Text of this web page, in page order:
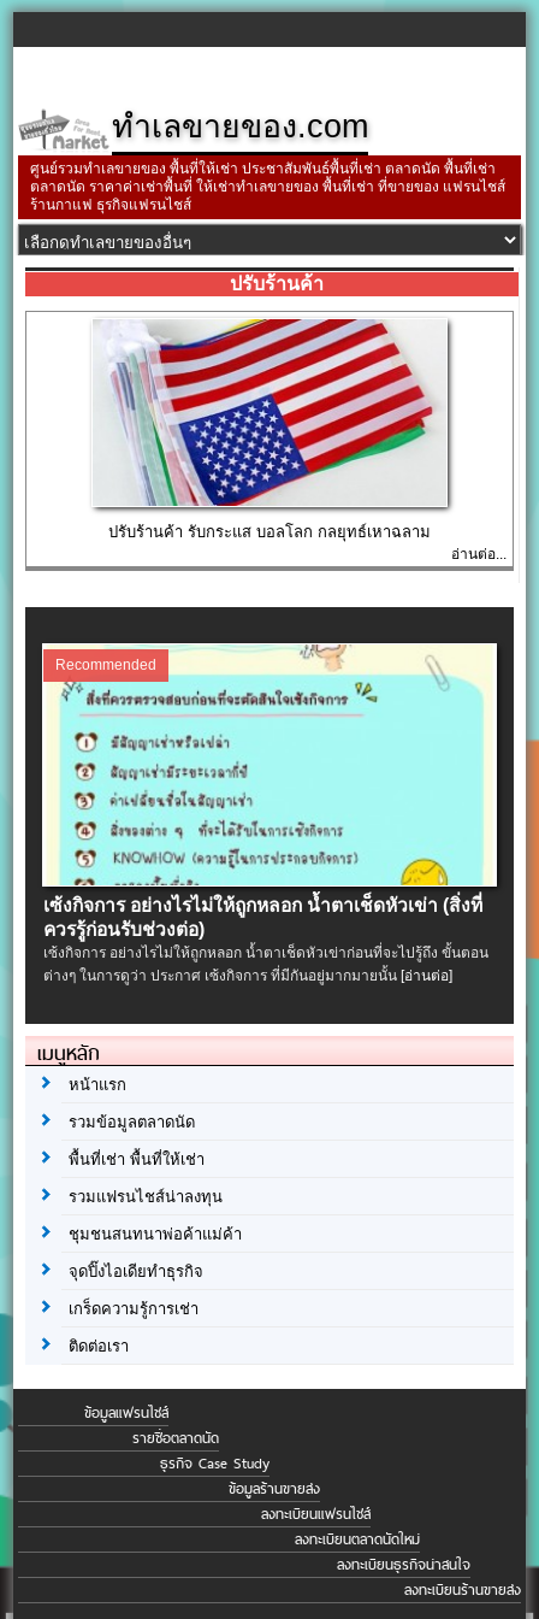
ทำเลขายของ.com
ศูนย์รวมทำเลขายของ พื้นที่ให้เช่า ประชาสัมพันธ์พื้นที่เช่า ตลาดนัด พื้นที่เช่า
ตลาดนัด ราคาค่าเช่าพื้นที่ ให้เช่าทำเลขายของ พื้นที่เช่า ที่ขายของ แฟรนไชส์
ร้านกาแฟ ธุรกิจแฟรนไชส์
ปรับร้านค้า
ปรับร้านค้า รับกระแส บอลโลก กลยุทธ์เหาฉลาม
อ่านต่อ...
Recommended
เซ้งกิจการ อย่างไรไม่ให้ถูกหลอก น้ำตาเช็ดหัวเข่า (สิ่งที่
ควรรู้ก่อนรับช่วงต่อ)
เซ้งกิจการ อย่างไรไม่ให้ถูกหลอก น้ำตาเช็ดหัวเข่าก่อนที่จะไปรู้ถึง ขั้นตอน
ต่างๆ ในการดูว่า ประกาศ เซ้งกิจการ ที่มีกันอยู่มากมายนั้น[อ่านต่อ]
เมนูหลัก
หน้าแรก
รวมข้อมูลตลาดนัด
พื้นที่เช่า พื้นที่ให้เช่า
รวมแฟรนไชส์น่าลงทุน
ชุมชนสนทนาพ่อค้าแม่ค้า
จุดปิ๊งไอเดียทำธุรกิจ
เกร็ดความรู้การเช่า
ติดต่อเรา
ข้อมูลแฟรนไชส์
รายชื่อตลาดนัด
ธุรกิจ Case Study
ข้อมูลร้านขายส่ง
ลงทะเบียนแฟรนไชส์
ลงทะเบียนตลาดนัดใหม่
ลงทะเบียนธุรกิจน่าสนใจ
ลงทะเบียนร้านขายส่ง